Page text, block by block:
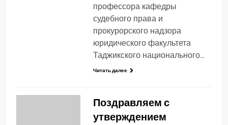
профессора кафедры
судебного права и
прокурорского надзора
юридического факультета
Таджикского национального…
Читать далее
Поздравляем с
утверждением